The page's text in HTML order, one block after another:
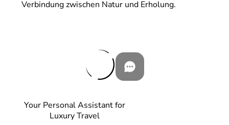
Your Personal Assistant for
Luxury Travel
Verbindung zwischen Natur und Erholung.